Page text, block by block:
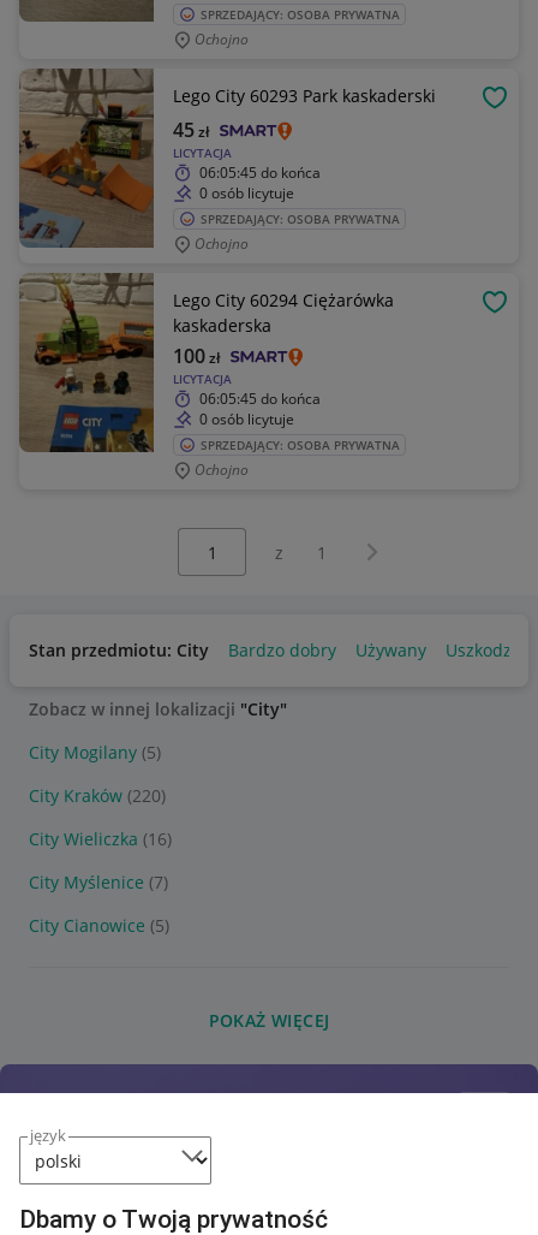
język
Dbamy o Twoją prywatność
SPRZEDAJĄCY: OSOBA PRYWATNA
Ochojno
Lego City 60293 Park kaskaderski
LICYTACJA
45zł
06:05:45 do końca
0 osób licytuje
SPRZEDAJĄCY: OSOBA PRYWATNA
Ochojno
Lego City 60294 Ciężarówka
kaskaderska
LICYTACJA
100zł
06:05:45 do końca
0 osób licytuje
SPRZEDAJĄCY: OSOBA PRYWATNA
Ochojno
z 1 Następna strona
Stan przedmiotu: City Bardzo dobry Używany
Zobacz w innej lokalizacji "City"
City Mogilany (5)
City Kraków (220)
City Wieliczka (16)
City Myślenice (7)
City Cianowice (5)
POKAŻ WIĘCEJ